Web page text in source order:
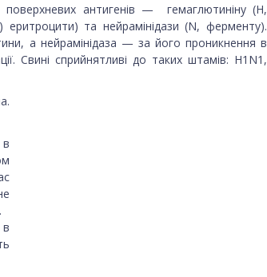
антигенів — гемаглютиніну (H,
еритроцити) та нейрамінідази (N, ферменту).
а нейрамінідаза — за його проникнення в
Свині сприйнятливі до таких штамів: H1N1,